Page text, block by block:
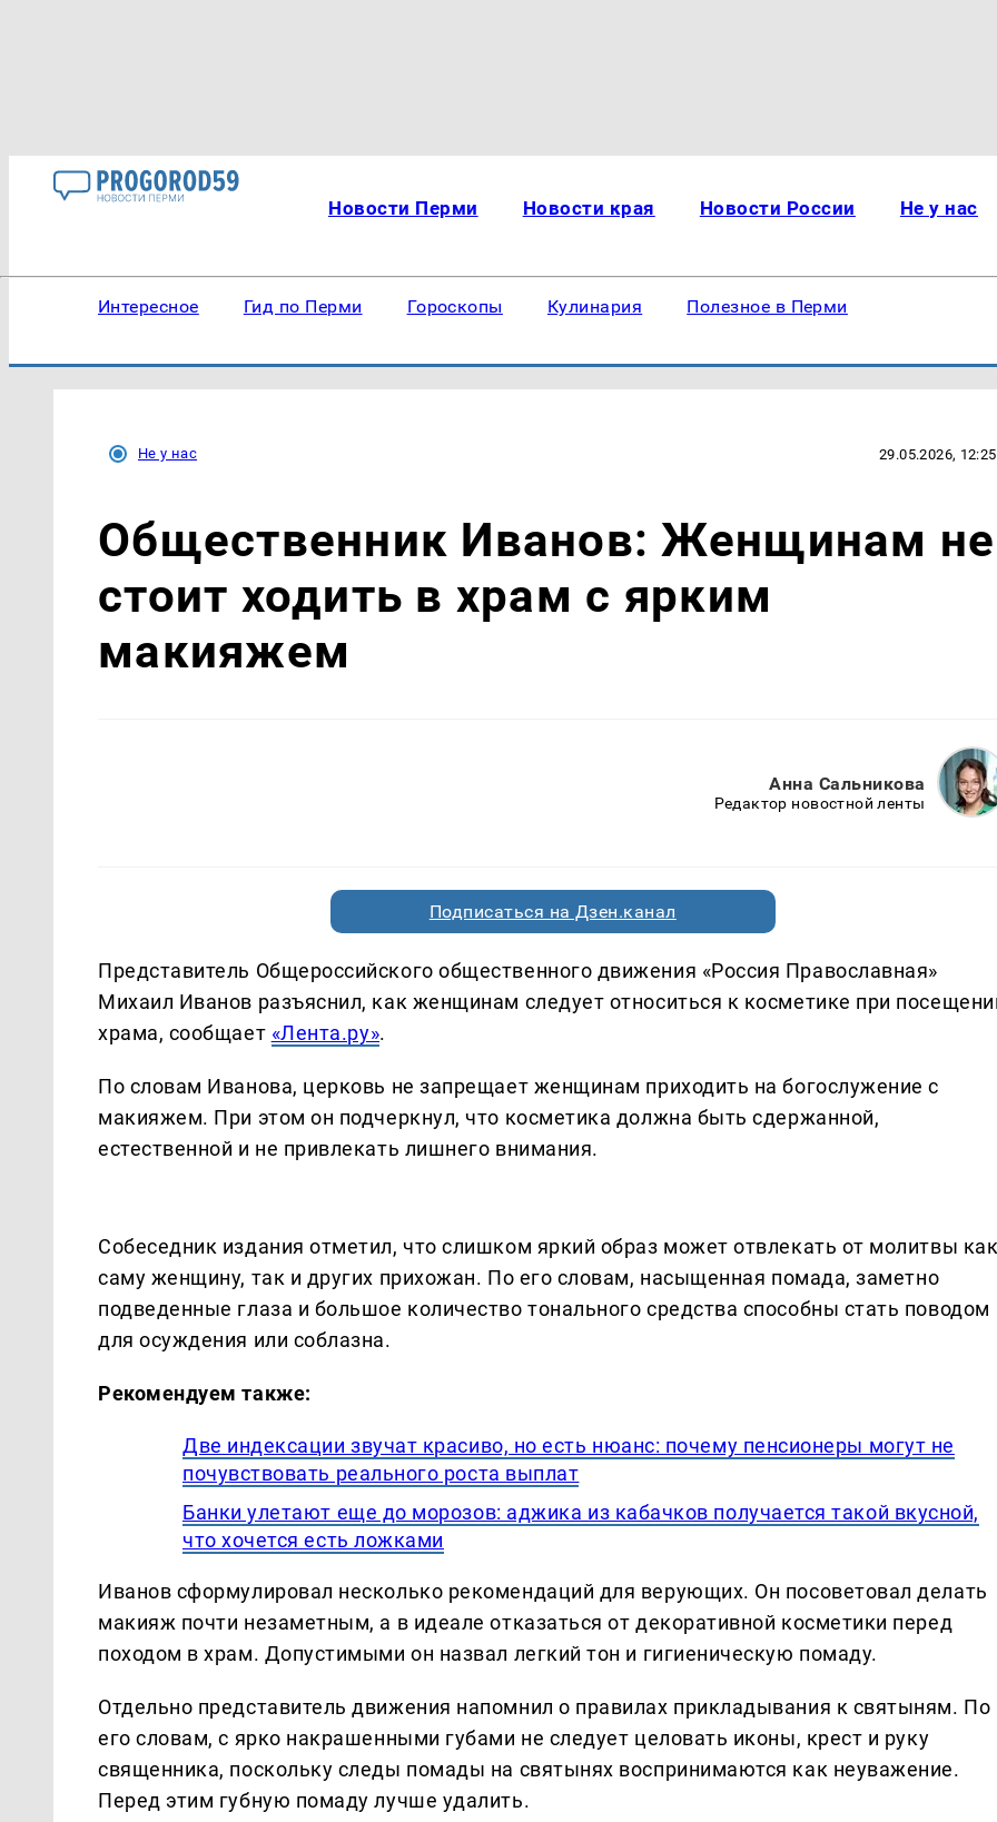
Новости Перми Новости края Новости России Не у нас
Интересное Гид по Перми Гороскопы Кулинария Полезное в Перми
Не у нас 29.05.2026, 12:25
Общественник Иванов: Женщинам не
стоит ходить в храм с ярким
макияжем
Анна Сальникова
Редактор новостной ленты
Подписаться на Дзен.канал
Представитель Общероссийского общественного движения «Россия Православная»
Михаил Иванов разъяснил, как женщинам следует относиться к косметике при
храма, сообщает «Лента.ру».
По словам Иванова, церковь не запрещает женщинам приходить на богослужение с
макияжем. При этом он подчеркнул, что косметика должна быть сдержанной,
естественной и не привлекать лишнего внимания.
Собеседник издания отметил, что слишком яркий образ может отвлекать от молитвы
саму женщину, так и других прихожан. По его словам, насыщенная помада, заметно
подведенные глаза и большое количество тонального средства способны стать поводом
для осуждения или соблазна.
Рекомендуем также:
Две индексации звучат красиво, но есть нюанс: почему пенсионеры могут не
почувствовать реального роста выплат
Банки улетают еще до морозов: аджика из кабачков получается такой вкусной,
что хочется есть ложками
Иванов сформулировал несколько рекомендаций для верующих. Он посоветовал делать
макияж почти незаметным, а в идеале отказаться от декоративной косметики перед
походом в храм. Допустимыми он назвал легкий тон и гигиеническую помаду.
Отдельно представитель движения напомнил о правилах прикладывания к святыням. По
его словам, с ярко накрашенными губами не следует целовать иконы, крест и руку
священника, поскольку следы помады на святынях воспринимаются как неуважение.
Перед этим губную помаду лучше удалить.